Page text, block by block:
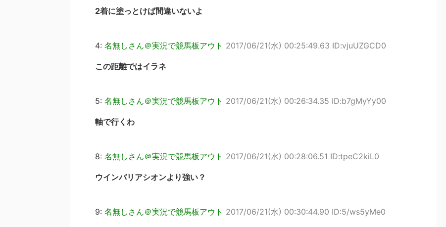
2着に塗っとけば間違いないよ
4: 名無しさん＠実況で競馬板アウト 2017/06/21(水) 00:25:49.63 ID:vjuUZGCD0
この距離ではイラネ
5: 名無しさん＠実況で競馬板アウト 2017/06/21(水) 00:26:34.35 ID:b7gMyYy00
軸で行くわ
8: 名無しさん＠実況で競馬板アウト 2017/06/21(水) 00:28:06.51 ID:tpeC2kiL0
ウインバリアシオンより強い？
9: 名無しさん＠実況で競馬板アウト 2017/06/21(水) 00:30:44.90 ID:5/ws5yMe0